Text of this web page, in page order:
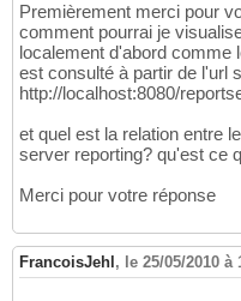
Premièrement merci pour
comment pourrai je
localement d'abord comme
est consulté à partir de l'url
http://localhost:8080/
et quel est la relation entre
server reporting? qu'est ce
Merci pour votre réponse
FrancoisJehl , le 25/05/2010 à